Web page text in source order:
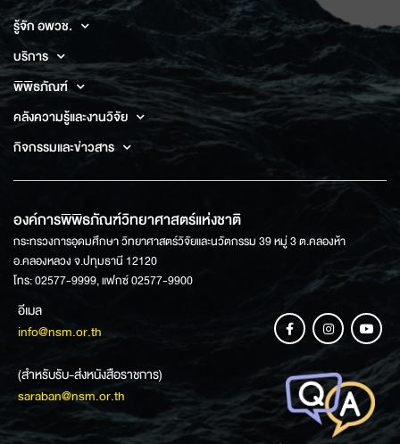
รู้จัก อพวช.
บริการ
พิพิธภัณฑ์
คลังความรู้และงานวิจัย
กิจกรรมและข่าวสาร
องค์การพิพิธภัณฑ์วิทยาศาสตร์แห่งชาติ
กระทรวงการอุดมศึกษา วิทยาศาสตร์วิจัยและนวัตกรรม 39 หมู่ 3 ต.คลองห้า
อ.คลองหลวง จ.ปทุมธานี 12120
โทร: 02577-9999, แฟกซ์ 02577-9900
อีเมล
info@nsm.or.th
(สำหรับรับ-ส่งหนังสือราชการ)
saraban@nsm.or.th